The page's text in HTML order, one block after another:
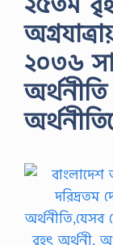
২০৩৬
অর্থনীতি